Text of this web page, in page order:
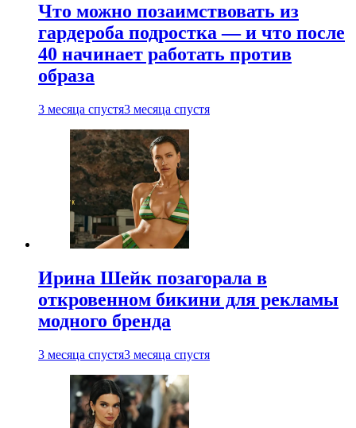
Что можно позаимствовать из
гардероба подростка — и что после
40 начинает работать против
образа
3 месяца спустя3 месяца спустя
Ирина Шейк позагорала в
откровенном бикини для рекламы
модного бренда
3 месяца спустя3 месяца спустя